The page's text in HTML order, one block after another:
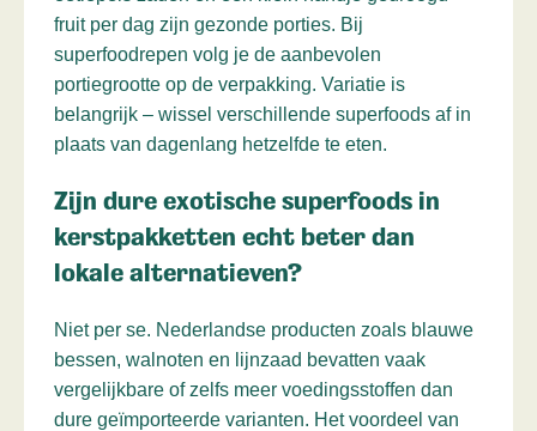
fruit per dag zijn gezonde porties. Bij
superfoodrepen volg je de aanbevolen
portiegrootte op de verpakking. Variatie is
belangrijk – wissel verschillende superfoods af in
plaats van dagenlang hetzelfde te eten.
Zijn dure exotische superfoods in
kerstpakketten echt beter dan
lokale alternatieven?
Niet per se. Nederlandse producten zoals blauwe
bessen, walnoten en lijnzaad bevatten vaak
vergelijkbare of zelfs meer voedingsstoffen dan
dure geïmporteerde varianten. Het voordeel van